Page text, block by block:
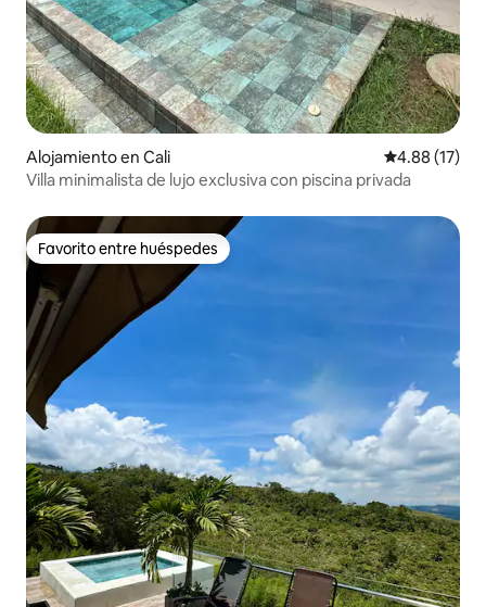
Alojamiento en Cali Calificación
4.88 (17)
Villa minimalista de lujo exclusiva con piscina privada
Favorito entre huéspedes
Favorito entre huéspedes